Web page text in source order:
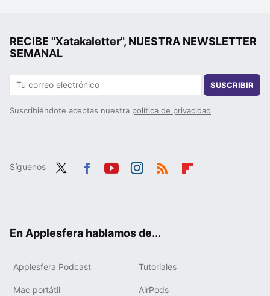
RECIBE "Xatakaletter", NUESTRA NEWSLETTER
SEMANAL
SUSCRIBIR
Suscribiéndote aceptas nuestra política de privacidad
Síguenos
En Applesfera hablamos de...
Applesfera Podcast Tutoriales
Mac portátil AirPods